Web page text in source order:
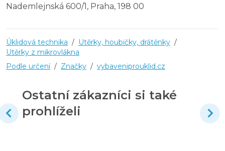
Nademlejnská 600/1, Praha, 198 00
Úklidová technika / Utěrky, houbičky, drátěnky /
Utěrky z mikrovlákna
Podle určení / Značky / vybaveniprouklid.cz
Ostatní zákazníci si také
prohlíželi